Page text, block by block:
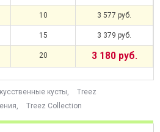
10 3 577 руб.
15 3 379 руб.
20 3 180 руб.
кусты
Treez
Treez Collection